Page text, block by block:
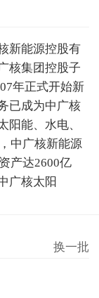
新能源控股有
核集团控股子
年正式开始新
已成为中广核
阳能、水电、
中广核新能源
产达2600亿
广核太阳
换一批